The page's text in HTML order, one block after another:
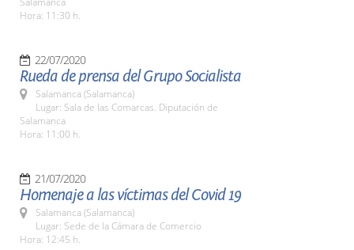
Hora: 11:30 h.
22/07/2020
Rueda de prensa del Grupo Socialista
Salamanca (Salamanca)
Lugar: Sala de las Comarcas. Diputación de
Salamanca
Hora: 11:00 h.
21/07/2020
Homenaje a las víctimas del Covid 19
Salamanca (Salamanca)
Lugar: Sede de la Cámara de Comercio
Hora: 12:45 h.